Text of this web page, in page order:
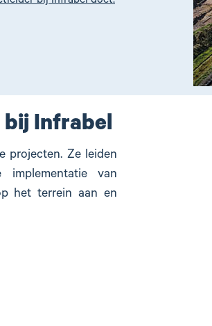
bij Infrabel
projecten. Ze leiden
implementatie van
het terrein aan en